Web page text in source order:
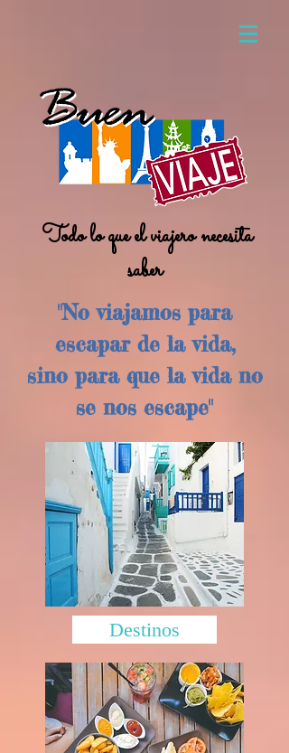
Todo lo que el viajero necesita
saber
"No viajamos para
escapar de la vida,
sino para que la vida no
se nos escape"
Destinos